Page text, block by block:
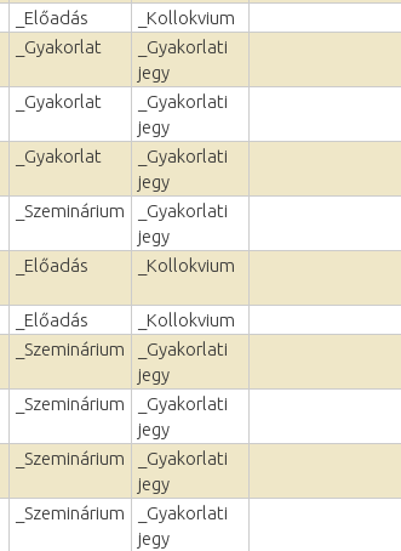
_Előadás
_Kollokvium
_Gyakorlat
_Gyakorlati
jegy
_Gyakorlat
_Gyakorlati
jegy
_Gyakorlat
_Gyakorlati
jegy
_Szeminárium
_Gyakorlati
jegy
_Előadás _Kollokvium
_Előadás
_Kollokvium
_Szeminárium
_Gyakorlati
jegy
_Szeminárium
_Gyakorlati
jegy
_Szeminárium
_Gyakorlati
jegy
_Szeminárium
_Gyakorlati
jegy